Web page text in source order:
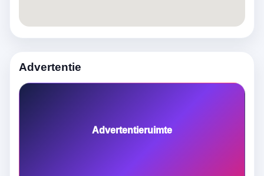
Advertentie
Advertentieruimte